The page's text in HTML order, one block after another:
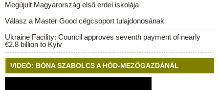
Megújult Magyarország első erdei iskolája
Válasz a Master Good cégcsoport tulajdonosának
Ukraine Facility: Council approves seventh payment of nearly
€2.8 billion to Kyiv
VIDEÓ: BÓNA SZABOLCS A HÓD-MEZŐGAZDÁNÁL